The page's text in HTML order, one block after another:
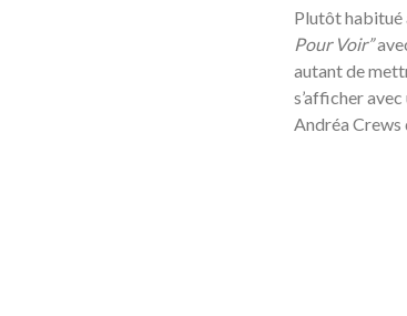
Plutôt habitué
Pour Voir”
autant de
s’afficher
Andréa Crews